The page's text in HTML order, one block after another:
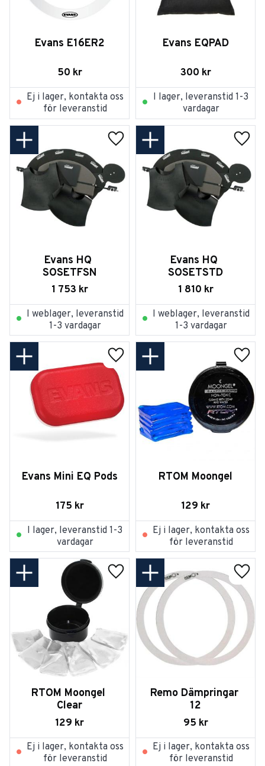
Evans E16ER2
50 kr
Ej i lager, kontakta oss
för leveranstid
Evans EQPAD
300 kr
I lager, leveranstid 1-3
vardagar
Evans HQ
SOSETFSN
1 753 kr
Lägg till i favoriter
I weblager, leveranstid
1-3 vardagar
Evans HQ
SOSETSTD
1 810 kr
I weblager, leveranstid
1-3 vardagar
Evans Mini EQ Pods
175 kr
Lägg till i favoriter
I lager, leveranstid 1-3
vardagar
RTOM Moongel
129 kr
Ej i lager, kontakta oss
för leveranstid
RTOM Moongel
Clear
129 kr
Lägg till i favoriter
Ej i lager, kontakta oss
för leveranstid
Remo Dämpringar
12
95 kr
Ej i lager, kontakta oss
för leveranstid